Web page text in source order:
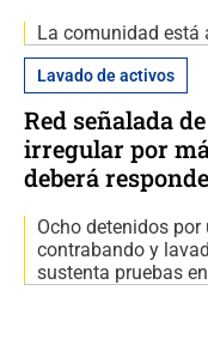
La comunidad está
Lavado de activos
Red señalada
irregular por
deberá
Ocho detenidos
contrabando y
sustenta pruebas